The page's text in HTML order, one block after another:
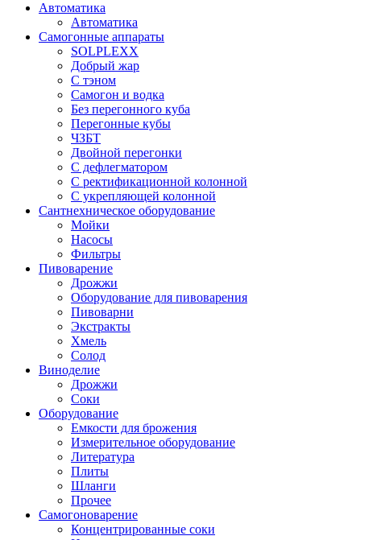
Автоматика
Автоматика
Самогонные аппараты
SOLPLEXX
Добрый жар
С тэном
Самогон и водка
Без перегонного куба
Перегонные кубы
ЧЗБТ
Двойной перегонки
С дефлегматором
С ректификационной колонной
С укрепляющей колонной
Сантнехническое оборудование
Мойки
Насосы
Фильтры
Пивоварение
Дрожжи
Оборудование для пивоварения
Пивоварни
Экстракты
Хмель
Солод
Виноделие
Дрожжи
Соки
Оборудование
Емкости для брожения
Измерительное оборудование
Литература
Плиты
Шланги
Прочее
Самогоноварение
Концентрированные соки